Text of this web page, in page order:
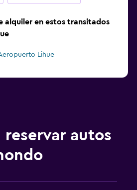
alquiler en estos transitados
Lihue
reservar autos